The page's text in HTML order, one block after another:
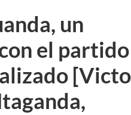
un
el partido